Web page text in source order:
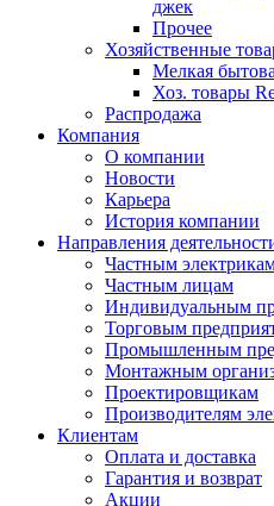
джек
Прочее
Хозяйственные
Мелкая
Хоз. товары
Распродажа
Компания
О компании
Новости
Карьера
История компании
Направления
Частным
Частным лицам
Индивидуальным
Торговым
Промышленным
Монтажным
Проектировщикам
Производителям
Клиентам
Оплата и доставка
Гарантия и возврат
Акции